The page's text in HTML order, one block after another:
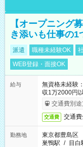
【オープニング
き添いも仕事の1
派遣 職種未経験OK
WEB登録・面接OK
給与
無資格未経
収1万2000円
交通費別途
交通費 交通
勤務地
東京都豊島区
巣鴨駅 / 目白